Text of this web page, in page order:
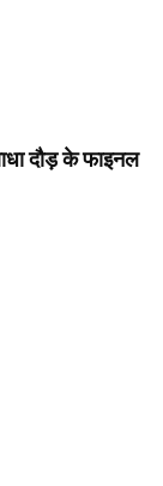
दौड़ के फाइनल